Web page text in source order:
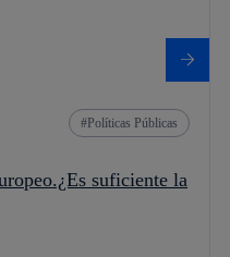
Políticas Públicas
suficiente la